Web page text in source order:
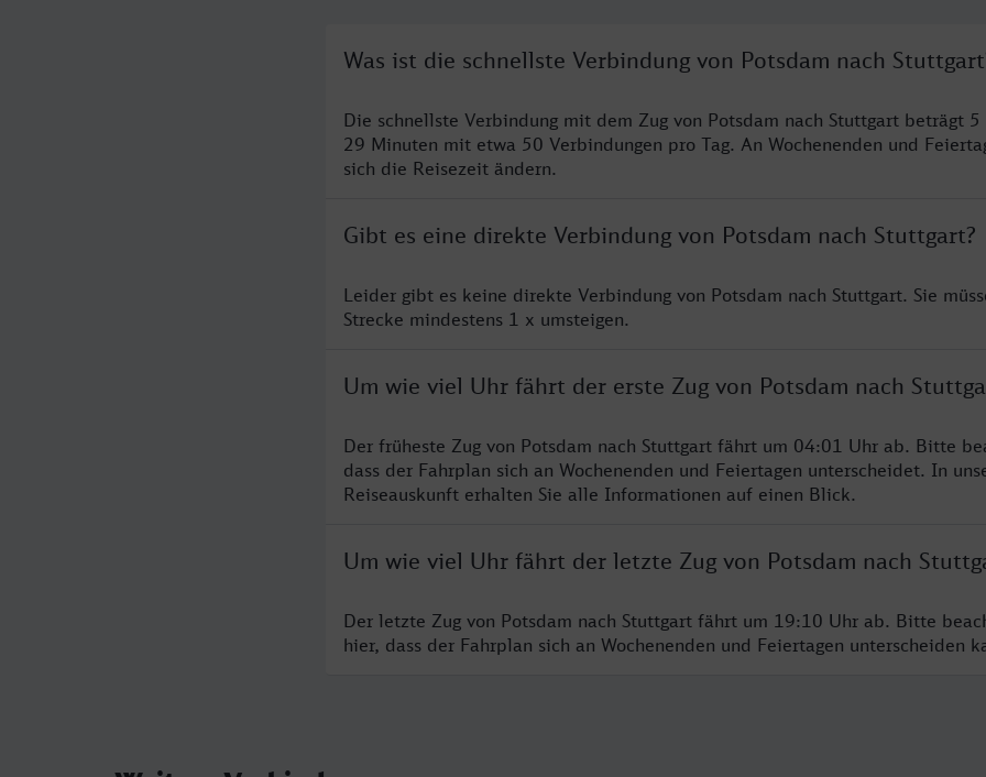
Was ist die schnellste Verbindung von Potsdam nach
Die schnellste Verbindung mit dem Zug von Potsdam nach Stuttgart beträgt 5
29 Minuten mit etwa 50 Verbindungen pro Tag. An Wochenenden und
sich die Reisezeit ändern.
Gibt es eine direkte Verbindung von Potsdam nach Stuttgart?
Leider gibt es keine direkte Verbindung von Potsdam nach Stuttgart. Sie
Strecke mindestens 1 x umsteigen.
Um wie viel Uhr fährt der erste Zug von Potsdam nach
Der früheste Zug von Potsdam nach Stuttgart fährt um 04:01 Uhr ab. Bitte
dass der Fahrplan sich an Wochenenden und Feiertagen unterscheidet. In
Reiseauskunft erhalten Sie alle Informationen auf einen Blick.
Um wie viel Uhr fährt der letzte Zug von Potsdam nach
Der letzte Zug von Potsdam nach Stuttgart fährt um 19:10 Uhr ab. Bitte
hier, dass der Fahrplan sich an Wochenenden und Feiertagen unterscheiden